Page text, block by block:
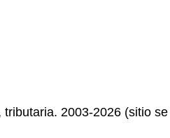
2003-2026 (sitio